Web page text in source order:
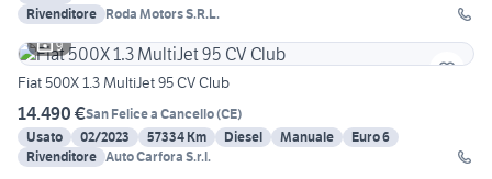
Rivenditore Roda Motors S.R.L.
9
Fiat 500X 1.3 MultiJet 95 CV Club
14.490 €San Felice a Cancello(CE)
Usato
02/2023 57334 Km Diesel Manuale
Euro 6
Rivenditore Auto Carfora S.r.l.